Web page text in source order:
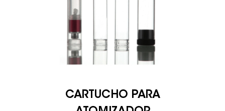
CARTUCHO PARA